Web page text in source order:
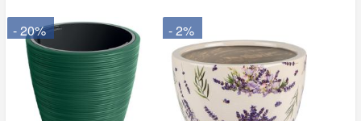
- 20% - 2%